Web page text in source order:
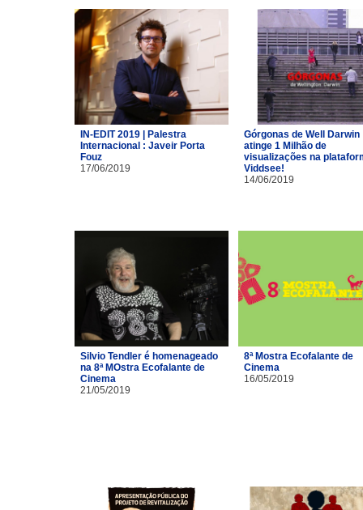
IN-EDIT 2019 | Palestra
Internacional : Javeir Porta
Fouz
17/06/2019
Górgonas de Well Darwin
atinge 1 Milhão de
visualizações na
Viddsee!
14/06/2019
Silvio Tendler é homenageado
na 8ª MOstra Ecofalante de
Cinema
21/05/2019
8ª Mostra Ecofalante de
Cinema
16/05/2019